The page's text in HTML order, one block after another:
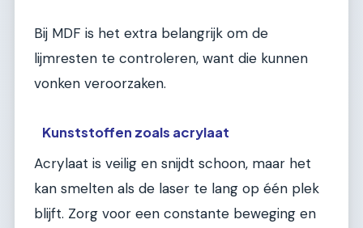
Bij MDF is het extra belangrijk om de
lijmresten te controleren, want die kunnen
vonken veroorzaken.
Kunststoffen zoals acrylaat
Acrylaat is veilig en snijdt schoon, maar het
kan smelten als de laser te lang op één plek
blijft. Zorg voor een constante beweging en